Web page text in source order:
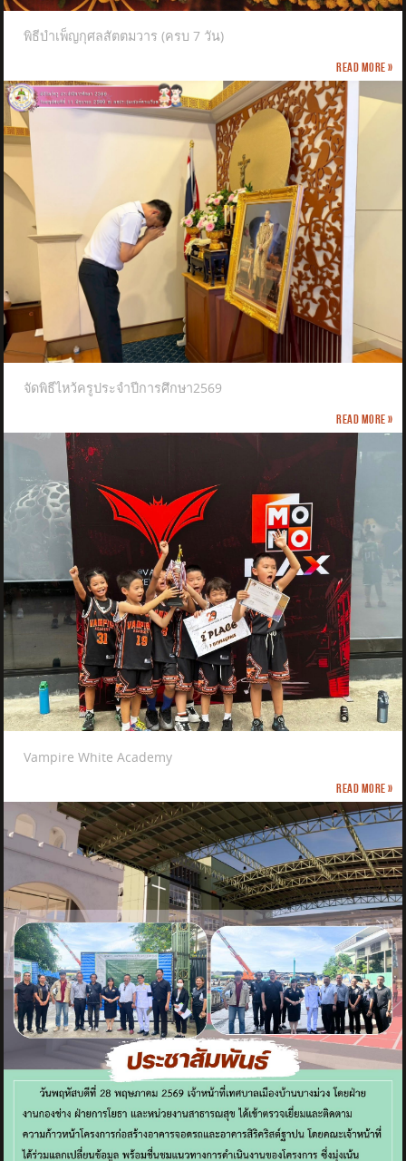
พิธีบำเพ็ญกุศลสัตตมวาร (ครบ 7 วัน)
Read more »
จัดพิธีไหว้ครูประจำปีการศึกษา2569
Read more »
Vampire White Academy
Read more »